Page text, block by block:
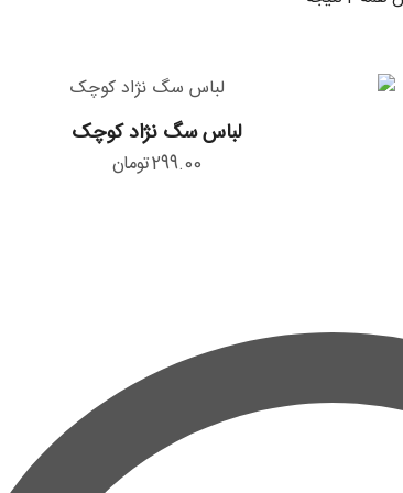
لباس
سگ
نژاد
لباس سگ نژاد کوچک
299.00تومان